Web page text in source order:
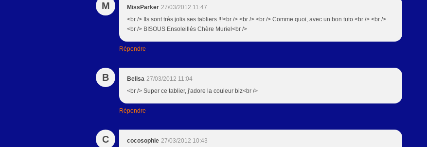
M MissParker 27/03/2012 11:47
<br /> Ils sont très jolis ses tabliers !!!<br /> <br /> <br /> Comme quoi, avec un bon tuto <br /> <br />
<br /> BISOUS Ensoleillés Chère Muriel<br />
Répondre
B Belisa 27/03/2012 11:04
<br /> Super ce tablier, j'adore la couleur biz<br />
Répondre
C cocosophie 27/03/2012 10:43